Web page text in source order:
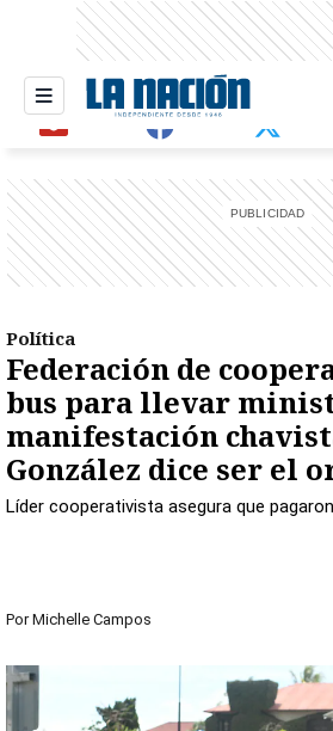
Política
Federación de
bus para llevar
manifestación
González dice ser el
Líder cooperativista asegura que
Por Michelle Campos